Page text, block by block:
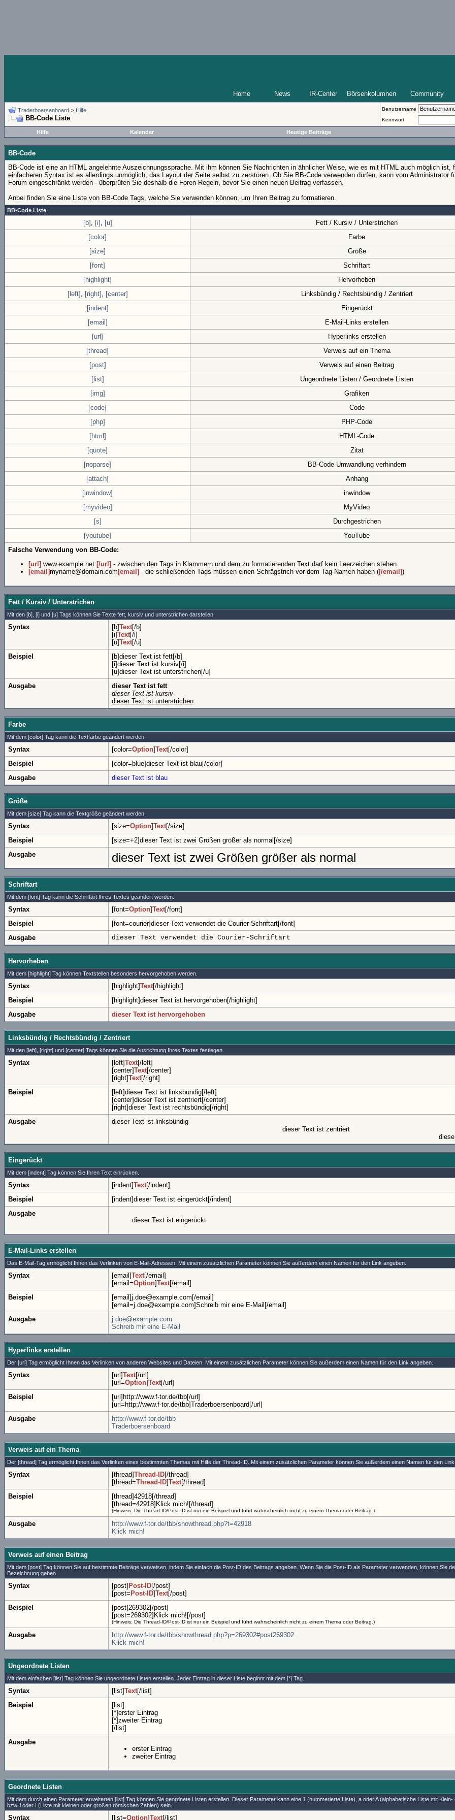
Home News IR-Center Börsenkolumnen Community
Traderboersenboard > Hilfe
BB-Code Liste
Benutzername
Kennwort
Hilfe Kalender Heutige Beiträge
BB-Code
BB-Code ist eine an HTML angelehnte Auszeichnungssprache. Mit ihm können Sie Nachrichten in ähnlicher Weise, wie es mit HTML auch möglich ist,
einfacheren Syntax ist es allerdings unmöglich, das Layout der Seite selbst zu zerstören. Ob Sie BB-Code verwenden dürfen, kann vom Administrator
Forum eingeschränkt werden - überprüfen Sie deshalb die Foren-Regeln, bevor Sie einen neuen Beitrag verfassen.
Anbei finden Sie eine Liste von BB-Code Tags, welche Sie verwenden können, um Ihren Beitrag zu formatieren.
BB-Code Liste
[b] , [i] , [u]
Fett / Kursiv / Unterstrichen
[color]
Farbe
[size]
Größe
[font]
Schriftart
[highlight]
Hervorheben
[left] , [right] , [center]
Linksbündig / Rechtsbündig / Zentriert
[indent]
Eingerückt
[email]
E-Mail-Links erstellen
[url]
Hyperlinks erstellen
[thread]
Verweis auf ein Thema
[post]
Verweis auf einen Beitrag
[list]
Ungeordnete Listen / Geordnete Listen
[img]
Grafiken
[code]
Code
[php]
PHP-Code
[html]
HTML-Code
[quote]
Zitat
[noparse]
BB-Code Umwandlung verhindern
[attach]
Anhang
[inwindow]
inwindow
[myvideo]
MyVideo
[s]
Durchgestrichen
[youtube]
YouTube
Falsche Verwendung von BB-Code:
[url] www.example.net [/url] - zwischen den Tags in Klammern und dem zu formatierenden Text darf kein Leerzeichen stehen.
[email]myname@domain.com [email] - die schließenden Tags müssen einen Schrägstrich vor dem Tag-Namen haben ([/email])
Fett / Kursiv / Unterstrichen
Mit den [b], [i] und [u] Tags können Sie Texte fett, kursiv und unterstrichen darstellen.
Syntax [b]Text[/b]
[i]Text[/i]
[u]Text[/u]
Beispiel
[b]dieser Text ist fett[/b]
[i]dieser Text ist kursiv[/i]
[u]dieser Text ist unterstrichen[/u]
Ausgabe
dieser Text ist fett
dieser Text ist kursiv
dieser Text ist unterstrichen
Farbe
Mit dem [color] Tag kann die Textfarbe geändert werden.
Syntax [color=Option]Text[/color]
Beispiel
[color=blue]dieser Text ist blau[/color]
Ausgabe
dieser Text ist blau
Größe
Mit dem [size] Tag kann die Textgröße geändert werden.
Syntax [size=Option]Text[/size]
Beispiel
[size=+2]dieser Text ist zwei Größen größer als normal[/size]
Ausgabe
dieser Text ist zwei Größen größer als normal
Schriftart
Mit dem [font] Tag kann die Schriftart Ihres Textes geändert werden.
Syntax [font=Option]Text[/font]
Beispiel
[font=courier]dieser Text verwendet die Courier-Schriftart[/font]
Ausgabe
dieser Text verwendet die Courier-Schriftart
Hervorheben
Mit dem [highlight] Tag können Textstellen besonders hervorgehoben werden.
Syntax [highlight]Text[/highlight]
Beispiel
[highlight]dieser Text ist hervorgehoben[/highlight]
Ausgabe
dieser Text ist hervorgehoben
Linksbündig / Rechtsbündig / Zentriert
Mit den [left], [right] und [center] Tags können Sie die Ausrichtung Ihres Textes festlegen.
Syntax [left]Text[/left]
[center]Text[/center]
[right]Text[/right]
Beispiel
[left]dieser Text ist linksbündig[/left]
[center]dieser Text ist zentriert[/center]
[right]dieser Text ist rechtsbündig[/right]
Ausgabe
dieser Text ist linksbündig
dieser Text ist zentriert
Eingerückt
Mit dem [indent] Tag können Sie Ihren Text einrücken.
Syntax [indent]Text[/indent]
Beispiel
[indent]dieser Text ist eingerückt[/indent]
Ausgabe
dieser Text ist eingerückt
E-Mail-Links erstellen
Das E-Mail-Tag ermöglicht Ihnen das Verlinken von E-Mail-Adressen. Mit einem zusätzlichen Parameter können Sie außerdem einen Namen für den Link angeben.
Syntax [email]Text[/email]
[email=Option]Text[/email]
Beispiel
[email]j.doe@example.com[/email]
[email=j.doe@example.com]Schreib mir eine E-Mail[/email]
Ausgabe
j.doe@example.com
Schreib mir eine E-Mail
Hyperlinks erstellen
Der [url] Tag ermöglicht Ihnen das Verlinken von anderen Websites und Dateien. Mit einem zusätzlichen Parameter können Sie außerdem einen Namen für den Link angeben.
Syntax [url]Text[/url]
[url=Option]Text[/url]
Beispiel
[url]http://www.f-tor.de/tbb[/url]
[url=http://www.f-tor.de/tbb]Traderboersenboard[/url]
Ausgabe
http://www.f-tor.de/tbb
Traderboersenboard
Verweis auf ein Thema
Der [thread] Tag ermöglicht Ihnen das Verlinken eines bestimmten Themas mit Hilfe der Thread-ID. Mit einem zusätzlichen Parameter können Sie außerdem einen Namen für den Link
Syntax [thread]Thread-ID[/thread]
[thread=Thread-ID]Text[/thread]
Beispiel
[thread]42918[/thread]
[thread=42918]Klick mich![/thread]
(Hinweis: Die Thread-ID/Post-ID ist nur ein Beispiel und führt wahrscheinlich nicht zu einem Thema oder Beitrag.)
Ausgabe
http://www.f-tor.de/tbb/showthread.php?t=42918
Klick mich!
Verweis auf einen Beitrag
Mit dem [post] Tag können Sie auf bestimmte Beiträge verweisen, indem Sie einfach die Post-ID des Beitrags angeben. Wenn Sie die Post-ID als Parameter verwenden, können Sie
Bezeichnung geben.
Syntax [post] Post-ID[/post]
[post= Post-ID]Text[/post]
Beispiel
[post]269302[/post]
[post=269302]Klick mich![/post]
(Hinweis: Die Thread-ID/Post-ID ist nur ein Beispiel und führt wahrscheinlich nicht zu einem Thema oder Beitrag.)
Ausgabe
http://www.f-tor.de/tbb/showthread.php?p=269302#post269302
Klick mich!
Ungeordnete Listen
Mit dem einfachen [list] Tag können Sie ungeordnete Listen erstellen. Jeder Eintrag in dieser Liste beginnt mit dem [*] Tag.
Syntax [list]Text[/list]
Beispiel
[list]
[*]erster Eintrag
[*]zweiter Eintrag
[/list]
Ausgabe
erster Eintrag
zweiter Eintrag
Geordnete Listen
Mit dem durch einen Parameter erweiterten [list] Tag können Sie geordnete Listen erstellen. Dieser Parameter kann eine 1 (nummerierte Liste), a oder A (alphabetische Liste mit
bzw. i oder I (Liste mit kleinen oder großen römischen Zahlen) sein.
Syntax [list=Option]Text[/list]